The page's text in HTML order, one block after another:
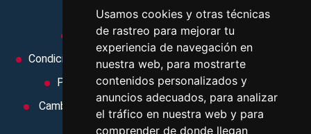
Usamos cookies y otras técnicas
de rastreo para mejorar tu
experiencia de navegación en
nuestra web, para mostrarte
contenidos personalizados y
anuncios adecuados, para analizar
el tráfico en nuestra web y para
comprender de donde llegan
Aviso legal
Condiciones de uso
Condiciones Generales
Ley de Viajes Combinados
Política de privacidad
Uso de cookies
Cambiar preferencias de cookies
Area privada
Contacto